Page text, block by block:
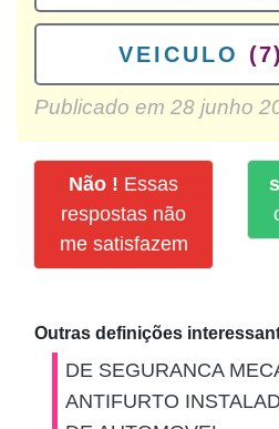
VEICULO (7)
Publicado em 28 junho
Não ! Essas
respostas não
me satisfazem
Outras definições
DE SEGURANCA
ANTIFURTO